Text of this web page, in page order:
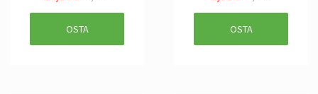
OSTA OSTA